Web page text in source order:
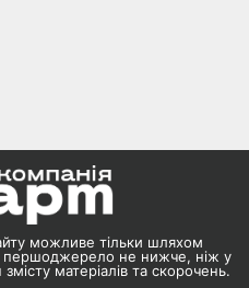
можливе тільки шляхом
першоджерело не нижче, ніж у
матеріалів та скорочень.